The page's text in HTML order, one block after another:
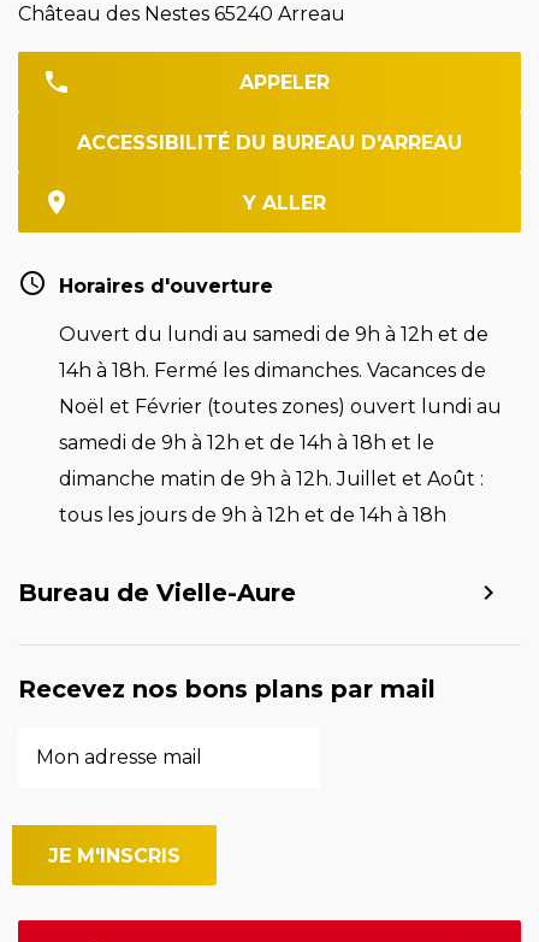
Château des Nestes 65240 Arreau
APPELER
ACCESSIBILITÉ DU BUREAU D'ARREAU
Y ALLER
Horaires d'ouverture
Ouvert du lundi au samedi de 9h à 12h et de
14h à 18h. Fermé les dimanches. Vacances de
Noël et Février (toutes zones) ouvert lundi au
samedi de 9h à 12h et de 14h à 18h et le
dimanche matin de 9h à 12h. Juillet et Août :
tous les jours de 9h à 12h et de 14h à 18h
Bureau de Vielle-Aure
Recevez nos bons plans par mail